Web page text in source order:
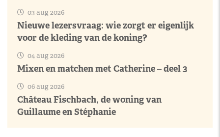
03 aug 2026
Nieuwe lezersvraag: wie zorgt er eigenlijk
voor de kleding van de koning?
04 aug 2026
Mixen en matchen met Catherine – deel 3
06 aug 2026
Château Fischbach, de woning van
Guillaume en Stéphanie